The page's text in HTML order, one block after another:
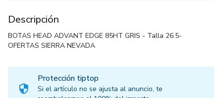
Descripción
BOTAS HEAD ADVANT EDGE 85HT GRIS - Talla 26.5-
OFERTAS SIERRA NEVADA
Protección tiptop
Si el artículo no se ajusta al anuncio, te